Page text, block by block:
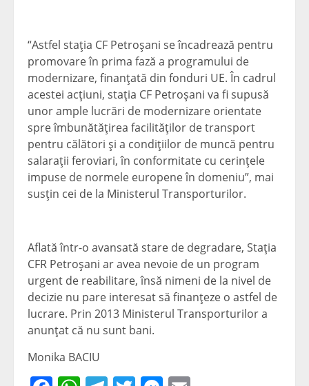
“Astfel staţia CF Petroşani se încadrează pentru
promovare în prima fază a programului de
modernizare, finanţată din fonduri UE. În cadrul
acestei acţiuni, staţia CF Petroşani va fi supusă
unor ample lucrări de modernizare orientate
spre îmbunătăţirea facilităţilor de transport
pentru călători şi a condiţiilor de muncă pentru
salaraţii feroviari, în conformitate cu cerinţele
impuse de normele europene în domeniu”, mai
susţin cei de la Ministerul Transporturilor.
Aflată într-o avansată stare de degradare, Staţia
CFR Petroşani ar avea nevoie de un program
urgent de reabilitare, însă nimeni de la nivel de
decizie nu pare interesat să finanţeze o astfel de
lucrare. Prin 2013 Ministerul Transporturilor a
anunţat că nu sunt bani.
Monika BACIU